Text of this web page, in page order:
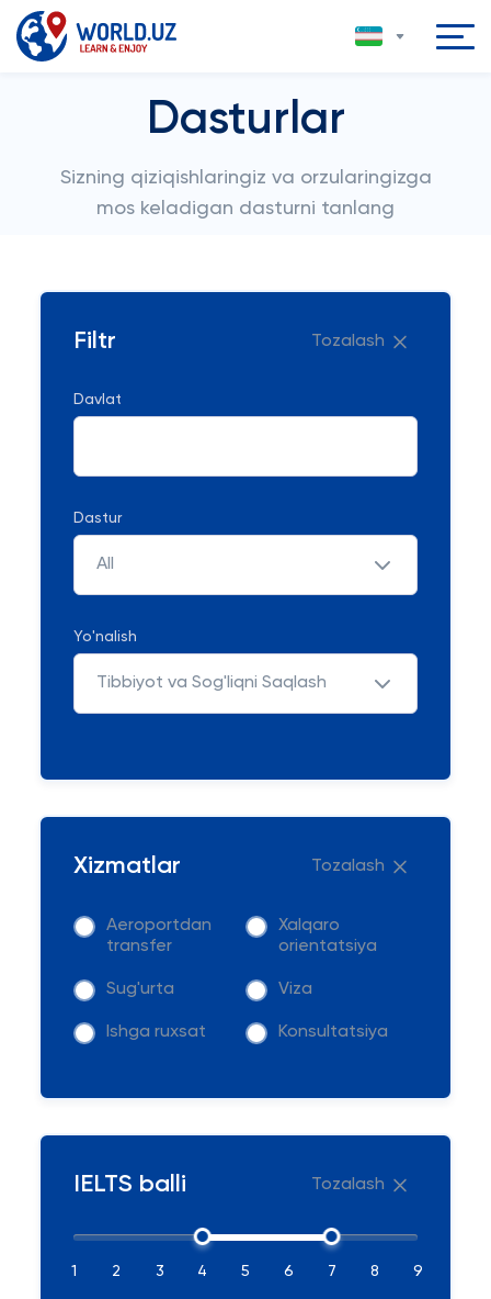
Dasturlar
Sizning qiziqishlaringiz va orzularingizga
mos keladigan dasturni tanlang
Filtr Tozalash
Davlat
Dastur
All
Yo'nalish
Tibbiyot va Sog'liqni Saqlash
Xizmatlar Tozalash
Aeroportdan
transfer
Xalqaro
orientatsiya
Sug'urta Viza
Ishga ruxsat Konsultatsiya
IELTS balli Tozalash
1 2 3 4 5 6 7 8 9